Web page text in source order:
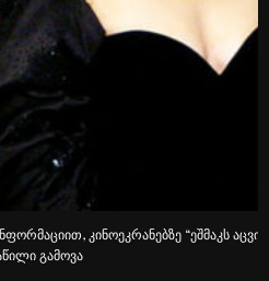
“ეშმაკს აცვია